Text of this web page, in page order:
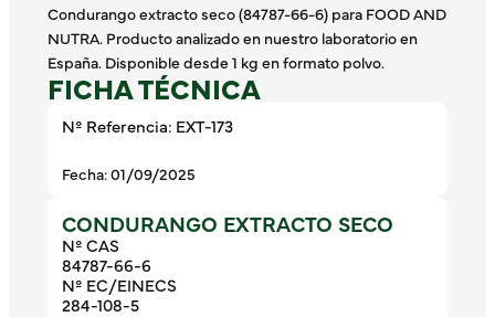
Condurango extracto seco (84787-66-6) para FOOD AND
NUTRA. Producto analizado en nuestro laboratorio en
España. Disponible desde 1 kg en formato polvo.
FICHA TÉCNICA
Nº Referencia: EXT-173
Fecha: 01/09/2025
CONDURANGO EXTRACTO SECO
Nº CAS
84787-66-6
Nº EC/EINECS
284-108-5